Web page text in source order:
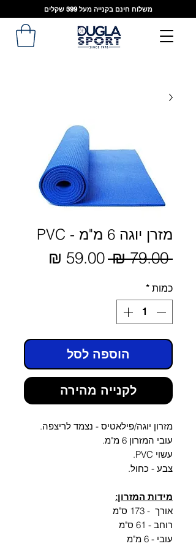
משלוח חינם בקנייה מעל 399 שקלים
מזרן יוגה 6 מ"מ - PVC
‏79.00 ‏₪
מחיר
כמות *
הוספה לסל
לקנייה מהירה
מזרון יוגה/פילאטיס - נצמד לריצפה.
עובי המזרון 6 מ"מ.
עשוי PVC.
צבע - כחול.
מידות המזרון:
אורך - 173 ס"מ
רוחב - 61 ס"מ
עובי - 6 מ"מ